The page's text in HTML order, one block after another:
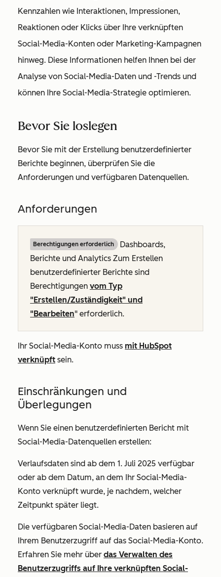
Kennzahlen wie Interaktionen, Impressionen,
Reaktionen oder Klicks über Ihre verknüpften
Social-Media-Konten oder Marketing-Kampagnen
hinweg. Diese Informationen helfen Ihnen bei der
Analyse von Social-Media-Daten und -Trends und
können Ihre Social-Media-Strategie optimieren.
Bevor Sie loslegen
Bevor Sie mit der Erstellung benutzerdefinierter
Berichte beginnen, überprüfen Sie die
Anforderungen und verfügbaren Datenquellen.
Anforderungen
Berechtigungen erforderlich
Dashboards,
Berichte und Analytics Zum Erstellen
benutzerdefinierter Berichte sind
Berechtigungen vom Typ
"Erstellen/Zuständigkeit" und
"Bearbeiten" erforderlich.
Ihr Social-Media-Konto muss mit HubSpot
verknüpft sein.
Einschränkungen und
Überlegungen
Wenn Sie einen benutzerdefinierten Bericht mit
Social-Media-Datenquellen erstellen:
Verlaufsdaten sind ab dem 1. Juli 2025 verfügbar
oder ab dem Datum, an dem Ihr Social-Media-
Konto verknüpft wurde, je nachdem, welcher
Zeitpunkt später liegt.
Die verfügbaren Social-Media-Daten basieren auf
Ihrem Benutzerzugriff auf das Social-Media-Konto.
Erfahren Sie mehr über das Verwalten des
Benutzerzugriffs auf Ihre verknüpften Social-